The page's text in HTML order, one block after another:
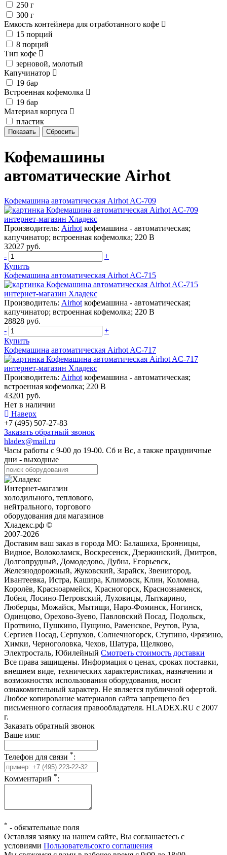
250 г
300 г
Емкость контейнера для отработанного кофе
15 порций
8 порций
Тип кофе
зерновой, молотый
Капучинатор
19 бар
Встроенная кофемолка
19 бар
Материал корпуса
пластик
Кофемашины
автоматические Airhot
Кофемашина автоматическая Airhot AC-709
Производитель: Airhot кофемашина - автоматическая;
капучинатор; встроенная кофемолка; 220 В
32027 руб.
-
+
Купить
Кофемашина автоматическая Airhot AC-715
Производитель: Airhot кофемашина - автоматическая;
капучинатор; встроенная кофемолка; 220 В
28828 руб.
-
+
Купить
Кофемашина автоматическая Airhot AC-717
Производитель: Airhot кофемашина - автоматическая;
встроенная кофемолка; 220 В
43201 руб.
Нет в наличии
Наверх
+7 (495) 507-27-83
Заказать обратный звонок
hladex@mail.ru
Часы работы с 9-00 до 19-00. Сб и Вс, а также праздничные
дни - выходные
Интернет-магазин
холодильного, теплового,
нейтрального, торгового
оборудования для магазинов
Хладекс.рф ©
2007-2026
Доставим ваш заказ в города МО: Балашиха, Бронницы,
Видное, Волоколамск, Воскресенск, Дзержинский, Дмитров,
Долгопрудный, Домодедово, Дубна, Егорьевск,
Железнодорожный, Жуковский, Зарайск, Звенигород,
Ивантеевка, Истра, Кашира, Климовск, Клин, Коломна,
Королёв, Красноармейск, Красногорск, Краснознаменск,
Лобня, Лосино-Петровский, Луховицы, Лыткарино,
Люберцы, Можайск, Мытищи, Наро-Фоминск, Ногинск,
Одинцово, Орехово-Зуево, Павловский Посад, Подольск,
Протвино, Пушкино, Пущино, Раменское, Реутов, Руза,
Сергиев Посад, Серпухов, Солнечногорск, Ступино, Фрязино,
Химки, Черноголовка, Чехов, Шатура, Щелково,
Электросталь, Юбилейный Смотреть стоимость доставки
Все права защищены. Информация о ценах, сроках поставки,
внешнем виде, технических характеристиках, назначении и
возможностях использования оборудования, носит
ознакомительный характер. Не является публичной офертой.
Любое копирование материалов сайта запрещено без
письменного согласия правообладателя. HLADEX.RU c 2007
г.
Заказать обратный звонок
Ваше имя:
Телефон для связи *:
Комментарий *:
* - обязательные поля
Оставляя заявку на нашем сайте, Вы соглашаетесь с
условиями Пользовательсокго соглашения